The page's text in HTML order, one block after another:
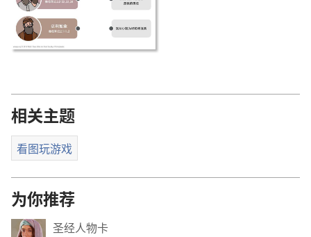
相关主题
看图玩游戏
为你推荐
圣经人物卡